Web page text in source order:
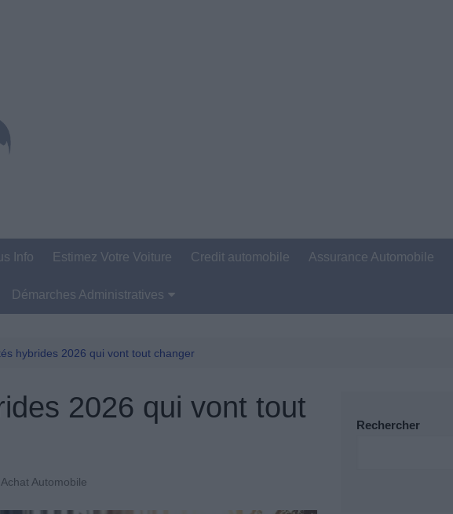
Info Estimez Votre Voiture Credit automobile Assurance Automobile
Démarches Administratives
Permis De Conduire
hybrides 2026 qui vont tout changer
2026 qui vont tout
Achat Automobile
Rechercher